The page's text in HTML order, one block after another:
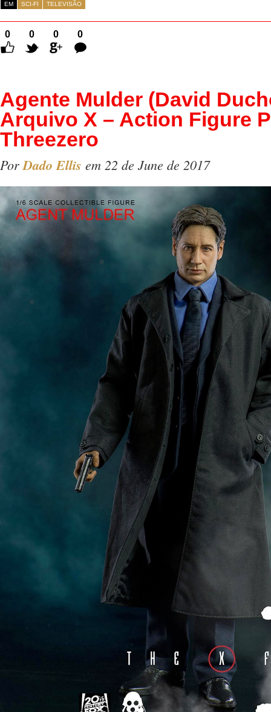
EM SCI-FI TELEVISÃO
0 0 0
0
Comentários
Agente Mulder (David
Arquivo X – Action Figure
Threezero
PorDado Ellis em 22 de June de 2017